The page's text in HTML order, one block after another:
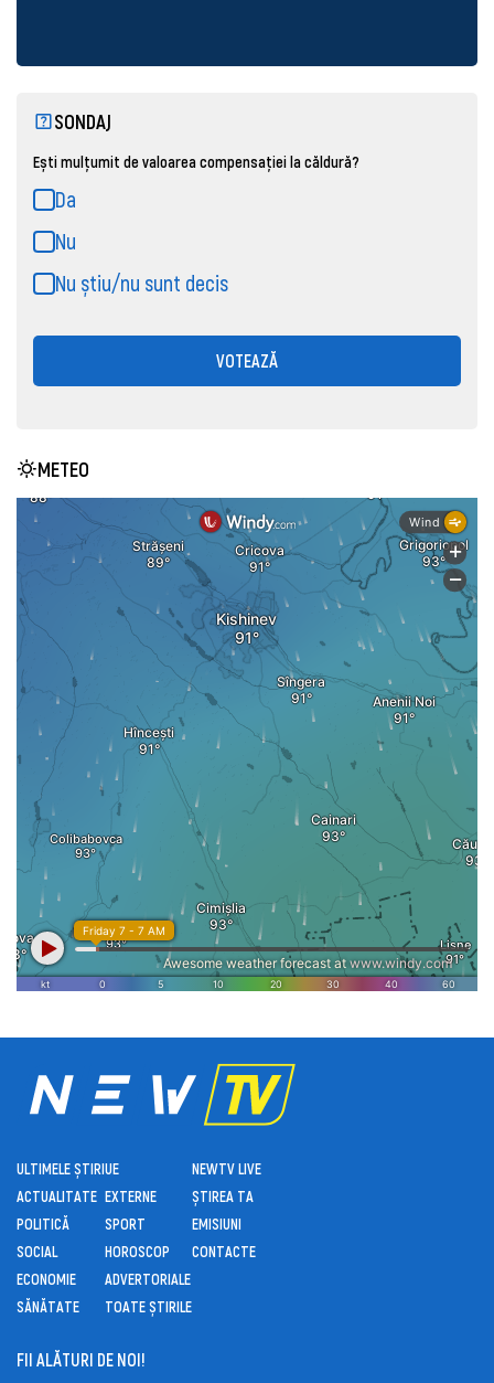
SONDAJ
Ești mulțumit de valoarea compensației la căldură?
Da
Nu
Nu știu/nu sunt decis
VOTEAZĂ
METEO
ULTIMELE ȘTIRI
ACTUALITATE
POLITICĂ
SOCIAL
ECONOMIE
SĂNĂTATE
UE
EXTERNE
SPORT
HOROSCOP
ADVERTORIALE
TOATE ȘTIRILE
NEWTV LIVE
ȘTIREA TA
EMISIUNI
CONTACTE
FII ALĂTURI DE NOI!